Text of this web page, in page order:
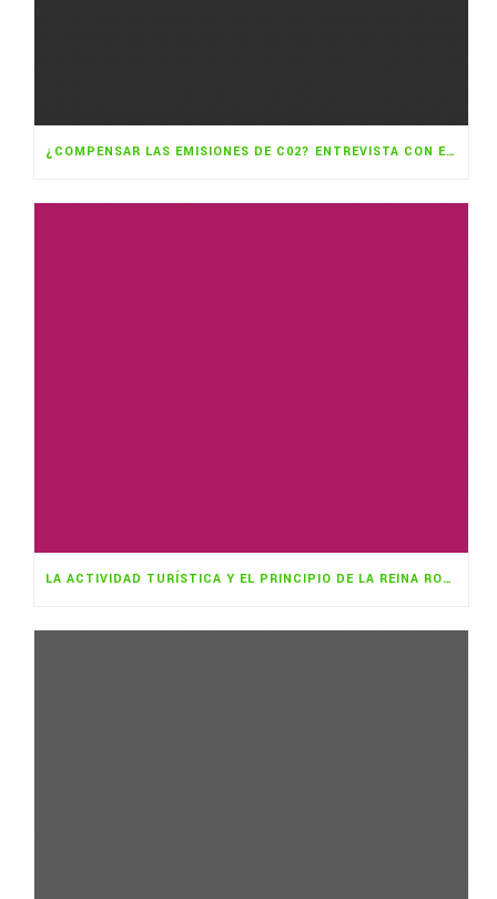
¿COMPENSAR LAS EMISIONES DE C02? ENTREVISTA CON EL EXPERTO CHRIS LANG
LA ACTIVIDAD TURÍSTICA Y EL PRINCIPIO DE LA REINA ROJA (SALVADOR RUEDA)